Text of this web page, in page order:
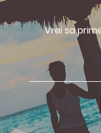
Vrei sa